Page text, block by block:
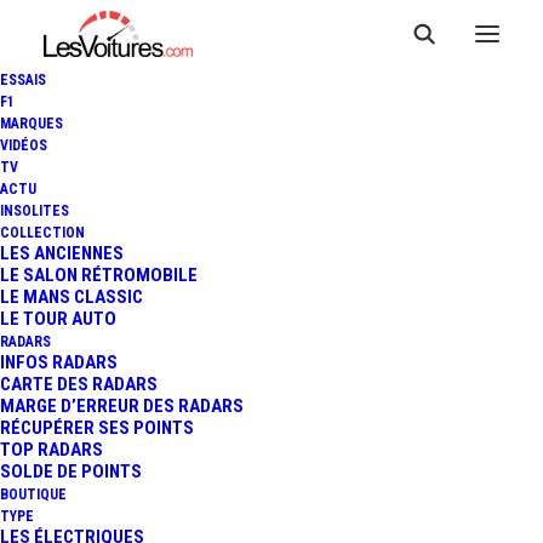
ESSAIS
F1
MARQUES
VIDÉOS
TV
ACTU
INSOLITES
COLLECTION
LES ANCIENNES
LE SALON RÉTROMOBILE
LE MANS CLASSIC
LE TOUR AUTO
RADARS
INFOS RADARS
CARTE DES RADARS
MARGE D’ERREUR DES RADARS
RÉCUPÉRER SES POINTS
TOP RADARS
SOLDE DE POINTS
BOUTIQUE
TYPE
LES ÉLECTRIQUES
6 mars 2017
PEUGEOT 3008 : LE SUV